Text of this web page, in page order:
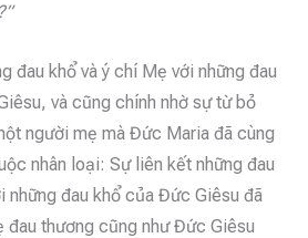
đau khổ và ý chí Mẹ với những đau
và cũng chính nhờ sự từ bỏ
người mẹ mà Đức Maria đã cùng
nhân loại: Sự liên kết những đau
những đau khổ của Đức Giêsu đã
đau thương cũng như Đức Giêsu